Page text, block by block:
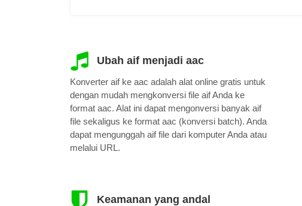
Ubah aif menjadi aac
Konverter aif ke aac adalah alat online gratis untuk
dengan mudah mengkonversi file aif Anda ke
format aac. Alat ini dapat mengonversi banyak aif
file sekaligus ke format aac (konversi batch). Anda
dapat mengunggah aif file dari komputer Anda atau
melalui URL.
Keamanan yang andal